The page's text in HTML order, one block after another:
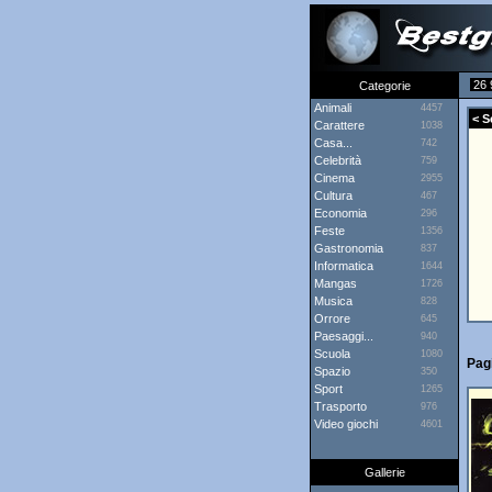
Categorie
26
Animali
4457
Carattere 1038
Casa... 742
Celebrità 759
Cinema 2955
Cultura 467
Economia 296
Feste 1356
Gastronomia 837
Informatica 1644
Mangas 1726
Musica 828
Orrore 645
Paesaggi... 940
Scuola 1080
Spazio 350
Sport 1265
Trasporto 976
Video giochi 4601
Gallerie
<